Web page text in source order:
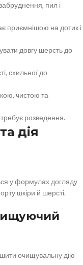
пил і
приємнішою на дотик і
довгу шерсть до
схильної до
чистою та
розведення.
дія
у формулах догляду
шкіри й шерсті.
очищувальну дію